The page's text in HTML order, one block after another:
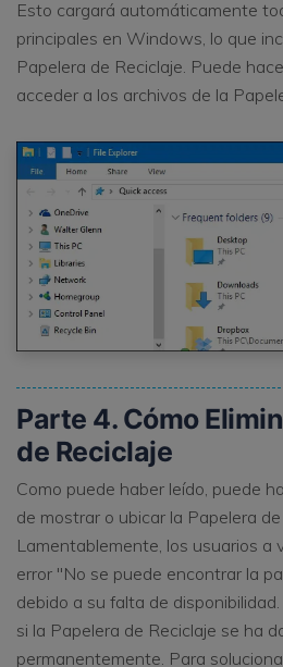
Esto cargará automáticamente
principales en Windows, lo que
Papelera de Reciclaje. Puede
acceder a los archivos de la
Parte 4. Cómo
de Reciclaje
Como puede haber leído, puede
de mostrar o ubicar la Papelera
Lamentablemente, los usuarios a
error "No se puede encontrar la
debido a su falta de
si la Papelera de Reciclaje se ha
permanentemente. Para